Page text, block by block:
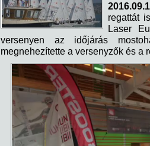
regattát
Laser
versenyen az időjárás
megnehezítette a versenyzők és a